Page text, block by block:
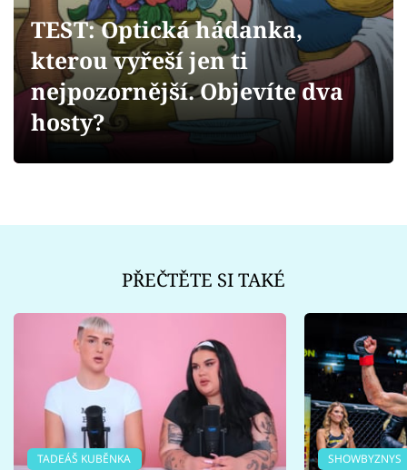
Videa
Sledujte prima+
TEST: Optická hádanka,
kterou vyřeší jen ti
nejpozornější. Objevíte dva
hosty?
PŘEČTĚTE SI TAKÉ
TADEÁŠ KUBĚNKA SHOWBYZNYS